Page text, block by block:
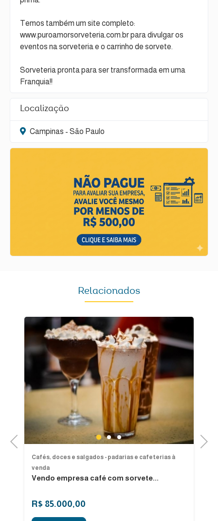
Temos também um site completo:
www.puroamorsorveteria.com.br para divulgar os
eventos na sorveteria e o carrinho de sorvete.
Sorveteria pronta para ser transformada em uma
Franquia!!
Localização
Campinas - São Paulo
Relacionados
Previous 1 2 3
Cafés, doces e salgados - padarias e cafeterias à
venda
Vendo empresa café com sorvete...
R$ 85.000,00
Next